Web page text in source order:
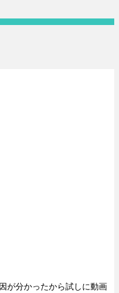
が分かったから試しに動画